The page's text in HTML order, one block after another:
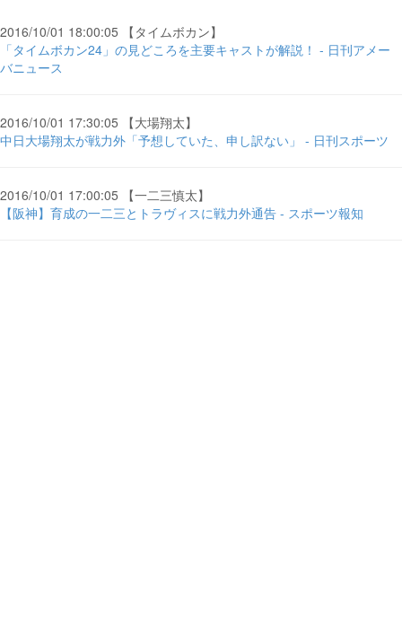
2016/10/01 18:00:05 【タイムボカン】
「タイムボカン24」の見どころを主要キャストが解説！ - 日刊アメー
バニュース
2016/10/01 17:30:05 【大場翔太】
中日大場翔太が戦力外「予想していた、申し訳ない」 - 日刊スポーツ
2016/10/01 17:00:05 【一二三慎太】
【阪神】育成の一二三とトラヴィスに戦力外通告 - スポーツ報知